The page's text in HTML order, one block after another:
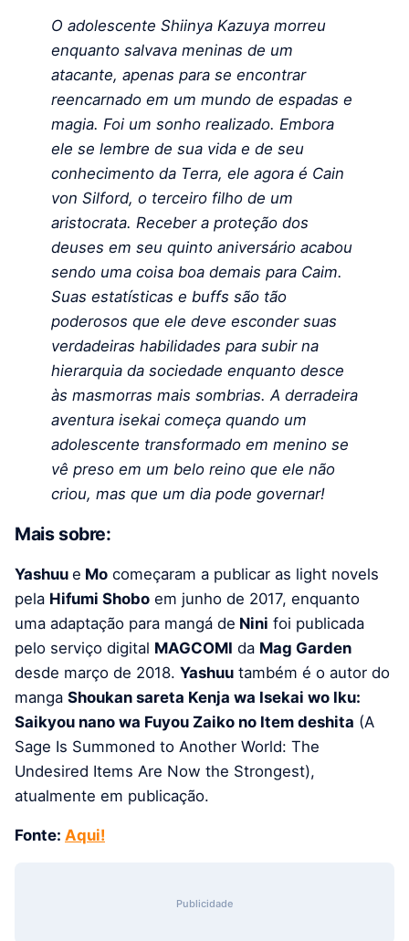
O adolescente Shiinya Kazuya morreu
enquanto salvava meninas de um
atacante, apenas para se encontrar
reencarnado em um mundo de espadas e
magia. Foi um sonho realizado. Embora
ele se lembre de sua vida e de seu
conhecimento da Terra, ele agora é Cain
von Silford, o terceiro filho de um
aristocrata. Receber a proteção dos
deuses em seu quinto aniversário acabou
sendo uma coisa boa demais para Caim.
Suas estatísticas e buffs são tão
poderosos que ele deve esconder suas
verdadeiras habilidades para subir na
hierarquia da sociedade enquanto desce
às masmorras mais sombrias. A derradeira
aventura isekai começa quando um
adolescente transformado em menino se
vê preso em um belo reino que ele não
criou, mas que um dia pode governar!
Mais sobre:
Yashuu e Mo começaram a publicar as light novels
pela Hifumi Shobo em junho de 2017, enquanto
uma adaptação para mangá de Nini foi publicada
pelo serviço digital MAGCOMI da Mag Garden
desde março de 2018. Yashuu também é o autor do
manga Shoukan sareta Kenja wa Isekai wo Iku:
Saikyou nano wa Fuyou Zaiko no Item deshita (A
Sage Is Summoned to Another World: The
Undesired Items Are Now the Strongest),
atualmente em publicação.
Fonte: Aqui!
Publicidade